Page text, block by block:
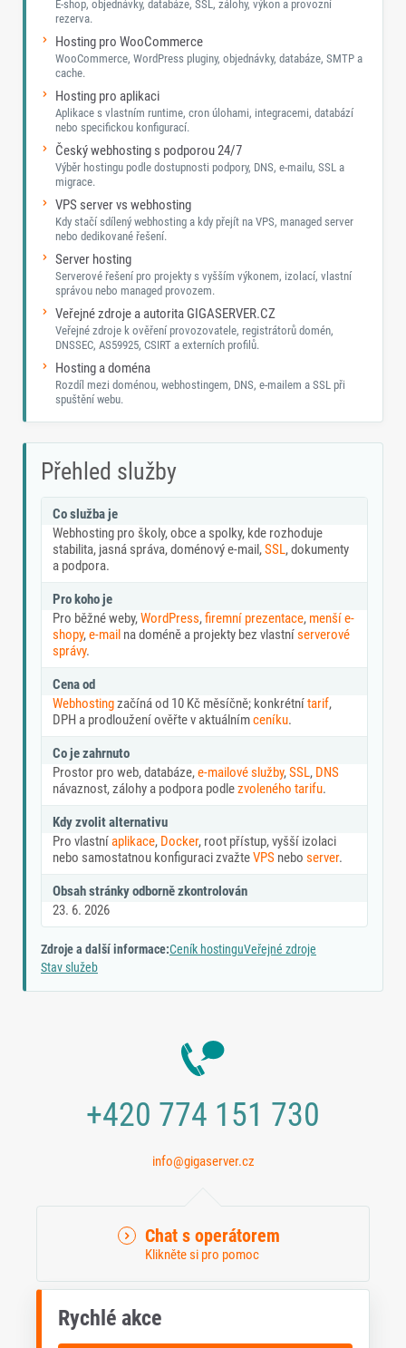
E-shop, objednávky, databáze, SSL, zálohy, výkon a provozní
rezerva.
Hosting pro WooCommerce
WooCommerce, WordPress pluginy, objednávky, databáze, SMTP a
cache.
Hosting pro aplikaci
Aplikace s vlastním runtime, cron úlohami, integracemi, databází
nebo specifickou konfigurací.
Český webhosting s podporou 24/7
Výběr hostingu podle dostupnosti podpory, DNS, e-mailu, SSL a
migrace.
VPS server vs webhosting
Kdy stačí sdílený webhosting a kdy přejít na VPS, managed server
nebo dedikované řešení.
Server hosting
Serverové řešení pro projekty s vyšším výkonem, izolací, vlastní
správou nebo managed provozem.
Veřejné zdroje a autorita GIGASERVER.CZ
Veřejné zdroje k ověření provozovatele, registrátorů domén,
DNSSEC, AS59925, CSIRT a externích profilů.
Hosting a doména
Rozdíl mezi doménou, webhostingem, DNS, e-mailem a SSL při
spuštění webu.
Přehled služby
Co služba je
Webhosting pro školy, obce a spolky, kde rozhoduje
stabilita, jasná správa, doménový e-mail,SSL, dokumenty
a podpora.
Pro koho je
Pro běžné weby,WordPress,firemní prezentace, menší e-
shopy,e-mail na doméně a projekty bez vlastníserverové
správy.
Cena od
Webhostingzačíná od 10 Kč měsíčně; konkrétnítarif,
DPH a prodloužení ověřte v aktuálnímceníku.
Co je zahrnuto
Prostor pro web, databáze,e-mailové služby,SSL, DNS
návaznost, zálohy a podpora podlezvoleného tarifu.
Kdy zvolit alternativu
Pro vlastníaplikace, Docker, root přístup, vyšší izolaci
nebo samostatnou konfiguraci zvažteVPS nebo server.
Obsah stránky odborně zkontrolován
23. 6. 2026
Zdroje a další informace:Ceník hostinguVeřejné zdroje
Stav služeb
+420 774 151 730
info@gigaserver.cz
Chat s operátorem
Klikněte si pro pomoc
Rychlé akce